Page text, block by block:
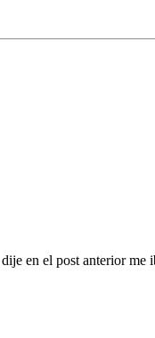
en el post anterior me